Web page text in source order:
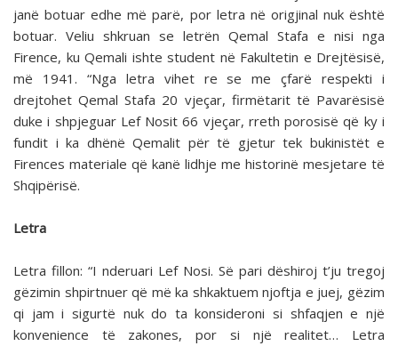
janë botuar edhe më parë, por letra në origjinal nuk është
botuar. Veliu shkruan se letrën Qemal Stafa e nisi nga
Firence, ku Qemali ishte student në Fakultetin e Drejtësisë,
më 1941. “Nga letra vihet re se me çfarë respekti i
drejtohet Qemal Stafa 20 vjeçar, firmëtarit të Pavarësisë
duke i shpjeguar Lef Nosit 66 vjeçar, rreth porosisë që ky i
fundit i ka dhënë Qemalit për të gjetur tek bukinistët e
Firences materiale që kanë lidhje me historinë mesjetare të
Shqipërisë.
Letra
Letra fillon: “I nderuari Lef Nosi. Së pari dëshiroj t’ju tregoj
gëzimin shpirtnuer që më ka shkaktuem njoftja e juej, gëzim
qi jam i sigurtë nuk do ta konsideroni si shfaqjen e një
konvenience të zakones, por si një realitet… Letra